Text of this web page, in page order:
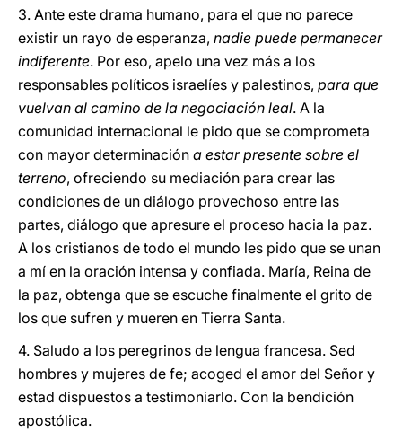
3. Ante este drama humano, para el que no parece
existir un rayo de esperanza, nadie puede permanecer
indiferente. Por eso, apelo una vez más a los
responsables políticos israelíes y palestinos, para que
vuelvan al camino de la negociación leal. A la
comunidad internacional le pido que se comprometa
con mayor determinación a estar presente sobre el
terreno, ofreciendo su mediación para crear las
condiciones de un diálogo provechoso entre las
partes, diálogo que apresure el proceso hacia la paz.
A los cristianos de todo el mundo les pido que se unan
a mí en la oración intensa y confiada. María, Reina de
la paz, obtenga que se escuche finalmente el grito de
los que sufren y mueren en Tierra Santa.
4. Saludo a los peregrinos de lengua francesa. Sed
hombres y mujeres de fe; acoged el amor del Señor y
estad dispuestos a testimoniarlo. Con la bendición
apostólica.